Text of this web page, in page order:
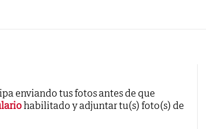
enviando tus fotos antes de que
habilitado y adjuntar tu(s) foto(s) de